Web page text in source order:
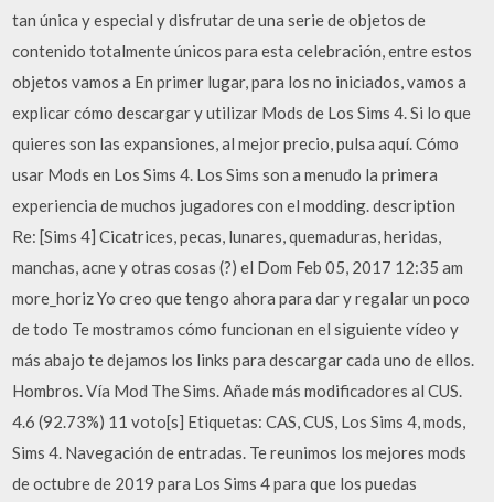
tan única y especial y disfrutar de una serie de objetos de
contenido totalmente únicos para esta celebración, entre estos
objetos vamos a En primer lugar, para los no iniciados, vamos a
explicar cómo descargar y utilizar Mods de Los Sims 4. Si lo que
quieres son las expansiones, al mejor precio, pulsa aquí. Cómo
usar Mods en Los Sims 4. Los Sims son a menudo la primera
experiencia de muchos jugadores con el modding. description
Re: [Sims 4] Cicatrices, pecas, lunares, quemaduras, heridas,
manchas, acne y otras cosas (?) el Dom Feb 05, 2017 12:35 am
more_horiz Yo creo que tengo ahora para dar y regalar un poco
de todo Te mostramos cómo funcionan en el siguiente vídeo y
más abajo te dejamos los links para descargar cada uno de ellos.
Hombros. Vía Mod The Sims. Añade más modificadores al CUS.
4.6 (92.73%) 11 voto[s] Etiquetas: CAS, CUS, Los Sims 4, mods,
Sims 4. Navegación de entradas. Te reunimos los mejores mods
de octubre de 2019 para Los Sims 4 para que los puedas